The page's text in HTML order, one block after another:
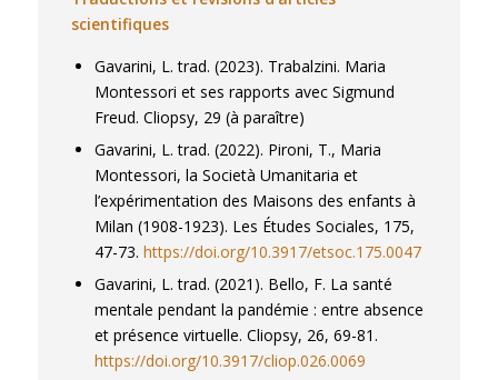
scientifiques
Gavarini, L. trad. (2023). Trabalzini. Maria
Montessori et ses rapports avec Sigmund
Freud. Cliopsy, 29 (à paraître)
Gavarini, L. trad. (2022). Pironi, T., Maria
Montessori, la Società Umanitaria et
l’expérimentation des Maisons des enfants à
Milan (1908-1923). Les Études Sociales, 175,
47-73. https://doi.org/10.3917/etsoc.175.0047
Gavarini, L. trad. (2021). Bello, F. La santé
mentale pendant la pandémie : entre absence
et présence virtuelle. Cliopsy, 26, 69-81.
https://doi.org/10.3917/cliop.026.0069